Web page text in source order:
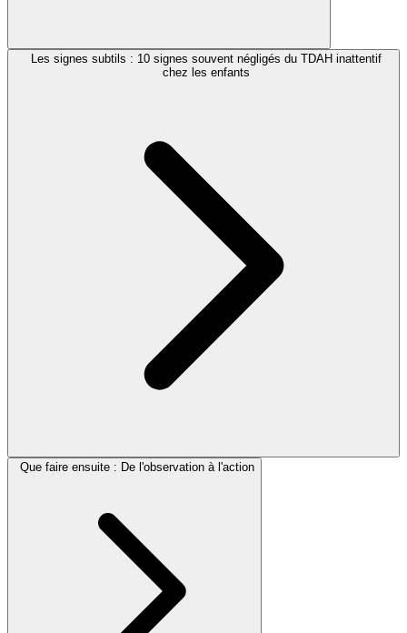
Les signes subtils : 10 signes souvent négligés du TDAH inattentif
chez les enfants
Que faire ensuite : De l'observation à l'action